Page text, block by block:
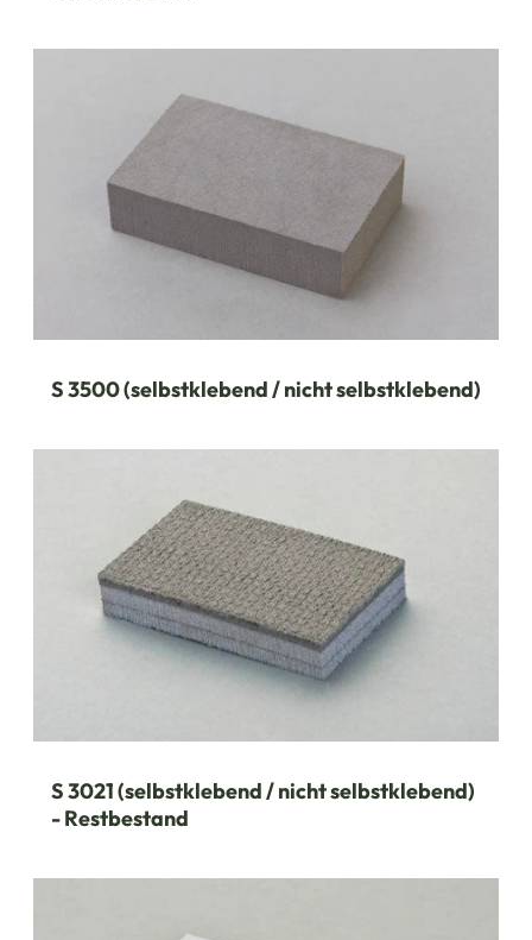
S 3500 (selbstklebend / nicht selbstklebend)
S 3021 (selbstklebend / nicht selbstklebend)
- Restbestand